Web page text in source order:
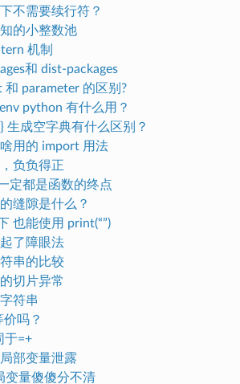
不需要续行符？
的小整数池
机制
和 dist-packages
和 parameter 的区别?
python 有什么用？
生成空字典有什么区别？
用的 import 用法
负负得正
定都是函数的终点
缝隙是什么？
也能使用 print(“”)
了障眼法
串的比较
切片异常
符串
吗？
于=+
部变量泄露
变量傻傻分不清